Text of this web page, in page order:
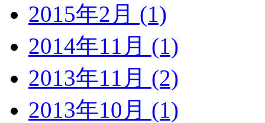
2015年2月 (1)
2014年11月 (1)
2013年11月 (2)
2013年10月 (1)